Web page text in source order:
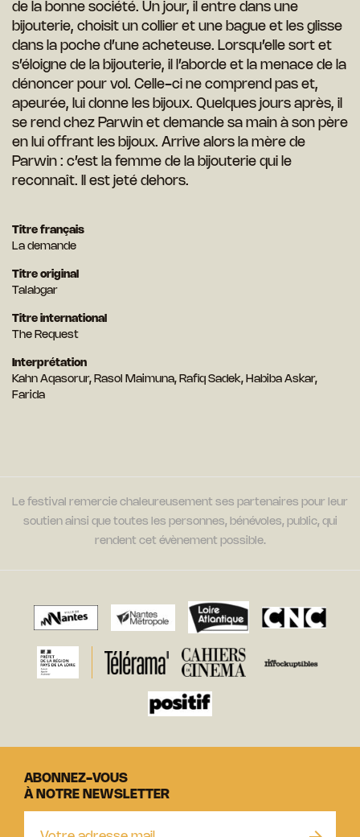
de la bonne société. Un jour, il entre dans une
bijouterie, choisit un collier et une bague et les glisse
dans la poche d’une acheteuse. Lorsqu’elle sort et
s’éloigne de la bijouterie, il l’aborde et la menace de la
dénoncer pour vol. Celle-ci ne comprend pas et,
apeurée, lui donne les bijoux. Quelques jours après, il
se rend chez Parwin et demande sa main à son père
en lui offrant les bijoux. Arrive alors la mère de
Parwin : c’est la femme de la bijouterie qui le
reconnaît. Il est jeté dehors.
Titre français
La demande
Titre original
Talabgar
Titre international
The Request
Interprétation
Kahn Aqasorur, Rasol Maimuna, Rafiq Sadek, Habiba Askar,
Farida
Le festival remercie chaleureusement ses partenaires pour leur
soutien ainsi que toutes les personnes, bénévoles, public, qui
rendent cet évènement possible.
ABONNEZ-VOUS
À NOTRE NEWSLETTER